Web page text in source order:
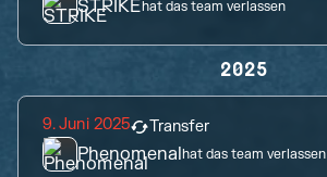
STRIKEhat das team verlassen
2025
9. Juni 2025 Transfer
Phenomenalhat das team verlassen